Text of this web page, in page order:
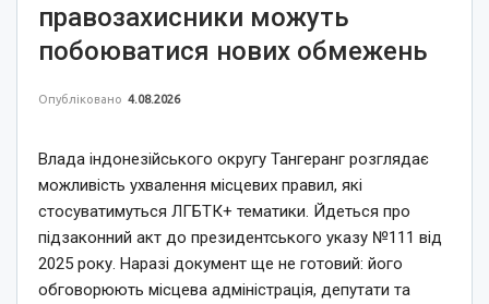
правозахисники можуть
побоюватися нових обмежень
Опубліковано 4.08.2026
Влада індонезійського округу Тангеранг розглядає
можливість ухвалення місцевих правил, які
стосуватимуться ЛГБТК+ тематики. Йдеться про
підзаконний акт до президентського указу №111 від
2025 року. Наразі документ ще не готовий: його
обговорюють місцева адміністрація, депутати та